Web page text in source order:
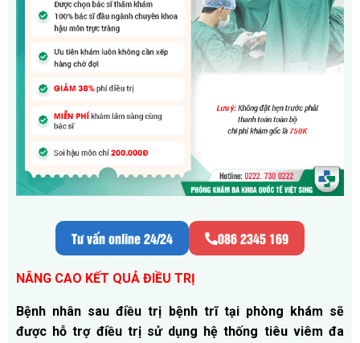
Tư vấn online 24/24 086 2345 169
NÂNG CAO KẾT QUẢ ĐIỀU TRỊ
Bệnh nhân sau điều trị bệnh trĩ tại phòng khám sẽ
được hỗ trợ điều trị sử dụng hệ thống tiêu viêm đa